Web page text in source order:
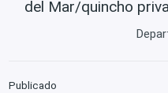
del Mar/quincho
Publicado